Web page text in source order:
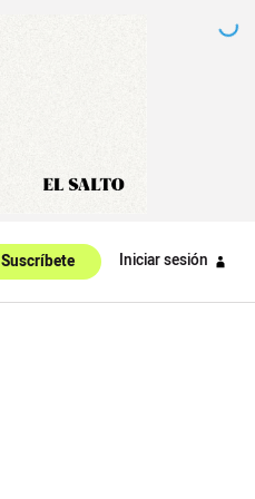
Suscríbete Iniciar sesión